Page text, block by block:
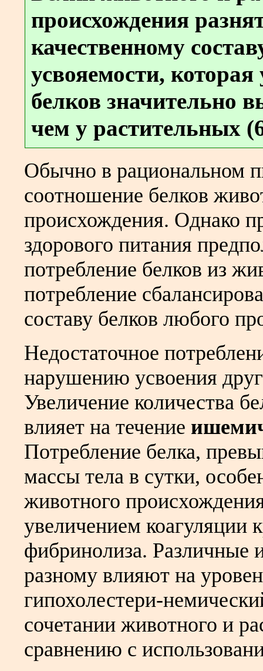
происхождения
качественному
усвояемости,
белков значительно
чем у растительных
Обычно в рациональном
соотношение белков
происхождения. Однако
здорового питания
потребление белков из
потребление
составу белков любого
Недостаточное
нарушению усвоения
Увеличение количества
влияет на течение
Потребление белка,
массы тела в сутки,
животного
увеличением коагуляции
фибринолиза. Различные
разному влияют на
гипохолестери-
сочетании животного и
сравнению с